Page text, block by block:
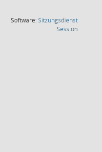
Software:Sitzungsdienst
Session(Wird in